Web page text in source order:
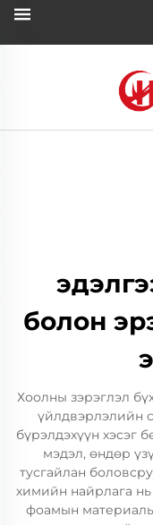
болон
Хоолны зэрэглэл
үйлдвэрлэлийн
бүрэлдэхүүн хэсэг
мэдэл, өндөр
тусгайлан
химийн найрлага
фоамын